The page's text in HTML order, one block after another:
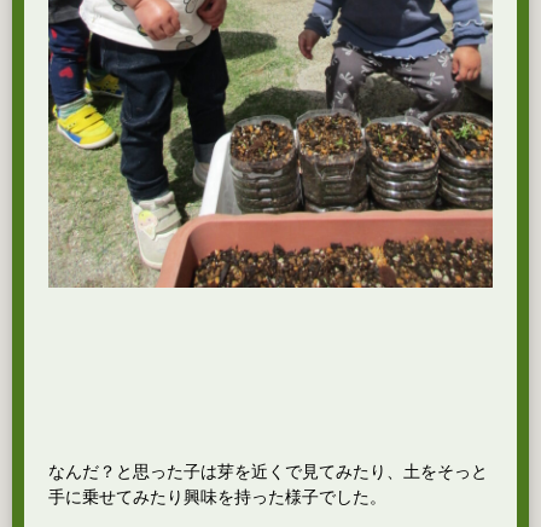
なんだ？と思った子は芽を近くで見てみたり、土をそっと
手に乗せてみたり興味を持った様子でした。